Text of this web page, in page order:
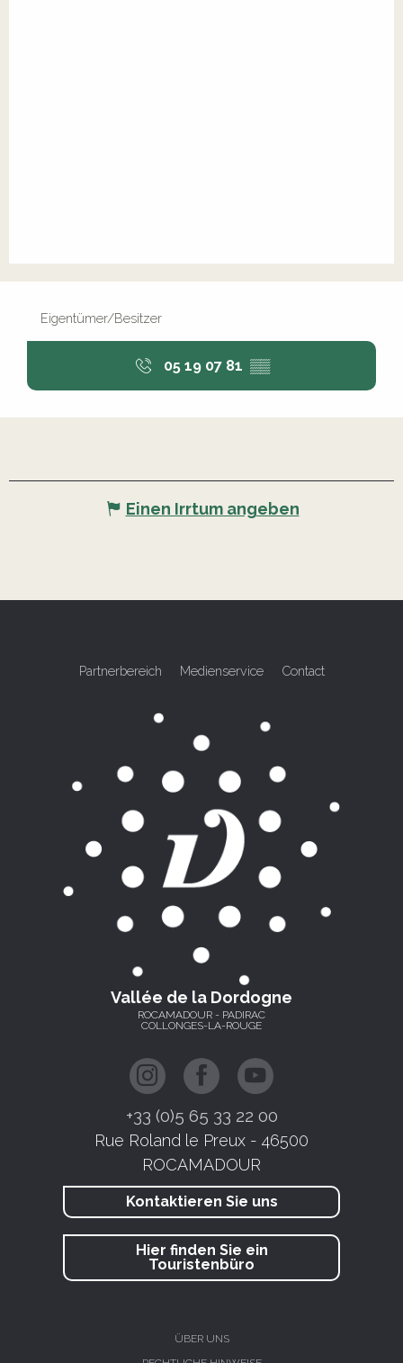
Eigentümer/Besitzer
05 19 07 81 ▒▒
Einen Irrtum angeben
Partnerbereich Medienservice Contact
Vallée de la Dordogne
ROCAMADOUR - PADIRAC
COLLONGES-LA-ROUGE
+33 (0)5 65 33 22 00
Rue Roland le Preux - 46500
ROCAMADOUR
Kontaktieren Sie uns
Hier finden Sie ein
Touristenbüro
ÜBER UNS